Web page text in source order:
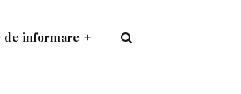
de informare +